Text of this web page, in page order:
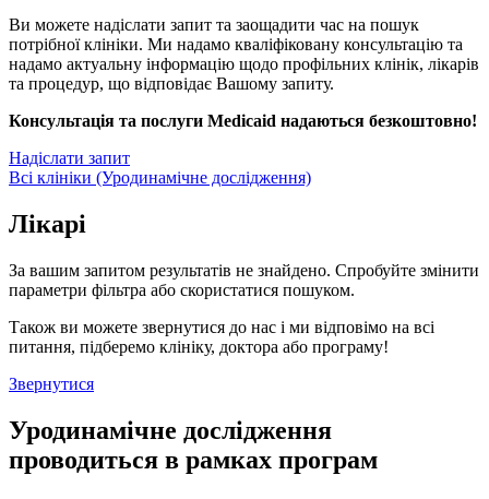
Ви можете надіслати запит та заощадити час на пошук
потрібної клініки. Ми надамо кваліфіковану консультацію та
надамо актуальну інформацію щодо профільних клінік, лікарів
та процедур, що відповідає Вашому запиту.
Консультація та послуги Medicaid надаються безкоштовно!
Надіслати запит
Всі клініки (Уродинамічне дослідження)
Лікарі
За вашим запитом результатів не знайдено. Спробуйте змінити
параметри фільтра або скористатися пошуком.
Також ви можете звернутися до нас і ми відповімо на всі
питання, підберемо клініку, доктора або програму!
Звернутися
Уродинамічне дослідження
проводиться в рамках програм